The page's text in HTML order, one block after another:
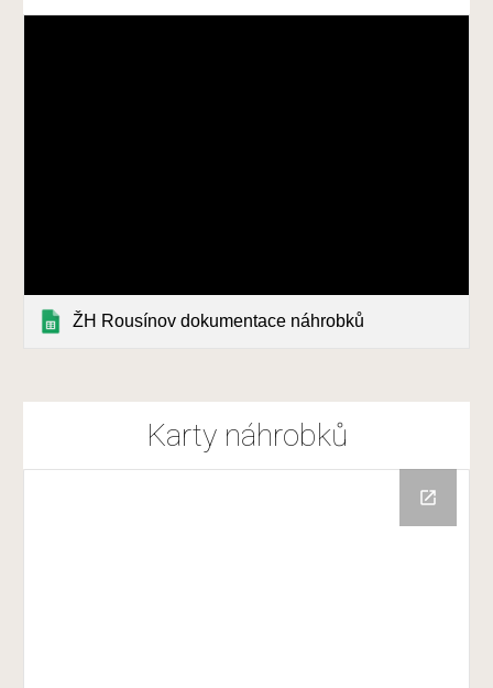
ŽH Rousínov dokumentace náhrobků
Karty náhrobků